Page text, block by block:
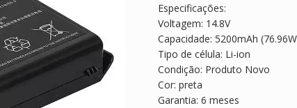
era:
R$ 584,83.
Especificações:
Voltagem: 14.8V
Capacidade: 5200mAh
Tipo de célula: Li-ion
Condição: Produto Novo
Cor: preta
Garantia: 6 meses